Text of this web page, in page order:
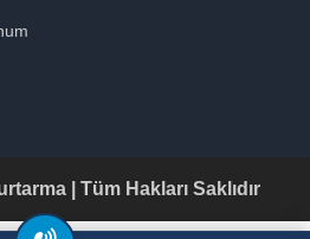
| Tüm Hakları Saklıdır